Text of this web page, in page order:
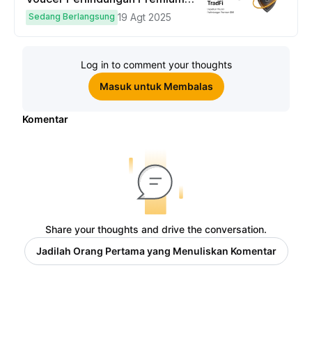
hingga $50
Sedang Berlangsung 19 Agt 2025
Log in to comment your thoughts
Masuk untuk Membalas
Komentar
Share your thoughts and drive the conversation.
Jadilah Orang Pertama yang Menuliskan Komentar